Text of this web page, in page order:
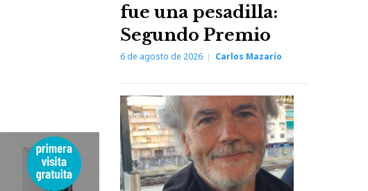
fue una pesadilla:
Segundo Premio
6 de agosto de 2026 Carlos Mazarío